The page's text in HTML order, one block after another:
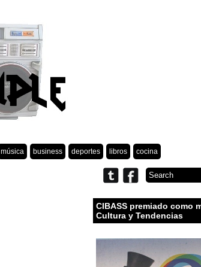
música business deportes libros cocina
CIBASS premiado como
Cultura y Tendencias